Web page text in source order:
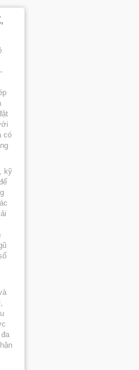
có
kỹ